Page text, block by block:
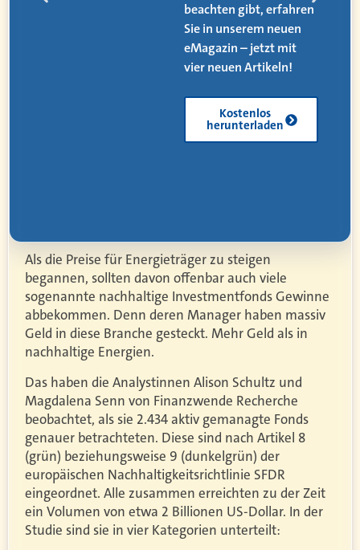
beachten gibt, erfahren
Sie in unserem neuen
eMagazin – jetzt mit
vier neuen Artikeln!
Kostenlos
herunterladen
Als die Preise für Energieträger zu steigen
begannen, sollten davon offenbar auch viele
sogenannte nachhaltige Investmentfonds Gewinne
abbekommen. Denn deren Manager haben massiv
Geld in diese Branche gesteckt. Mehr Geld als in
nachhaltige Energien.
Das haben die Analystinnen Alison Schultz und
Magdalena Senn von Finanzwende Recherche
beobachtet, als sie 2.434 aktiv gemanagte Fonds
genauer betrachteten. Diese sind nach Artikel 8
(grün) beziehungsweise 9 (dunkelgrün) der
europäischen Nachhaltigkeitsrichtlinie SFDR
eingeordnet. Alle zusammen erreichten zu der Zeit
ein Volumen von etwa 2 Billionen US-Dollar. In der
Studie sind sie in vier Kategorien unterteilt: